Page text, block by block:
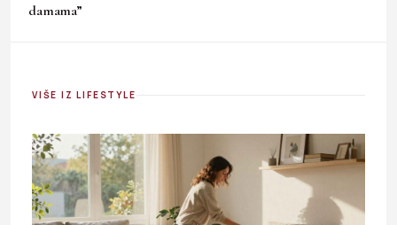
damama”
VIŠE IZ LIFESTYLE